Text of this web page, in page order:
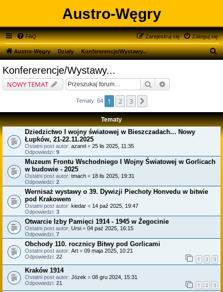
Austro-Węgry
FAQ Zaloguj się
Zarejestruj się
Austro-Węgry Działy Konfererencje/Wystawy...
S
Konfererencje/Wystawy...
NOWY TEMAT Szukaj
Tematy: 64 1 2 3
Tematy
Dziedzictwo I wojny światowej w Bieszczadach... Nowy
Łupków, 21-22.11.2025
Ostatni post autor: azarel « 25 lis 2025, 11:35
Odpowiedzi: 9
Muzeum Frontu Wschodniego I Wojny Światowej w Gorlicach
w budowie - 2025
Ostatni post autor: tmach « 18 lis 2025, 19:31
Odpowiedzi: 2
Wernisaż wystawy o 39. Dywizji Piechoty Honvedu w bitwie
pod Krakowem
Ostatni post autor: kiedar « 14 paź 2025, 19:47
Odpowiedzi: 3
Otwarcie Izby Pamięci 1914 - 1945 w Żegocinie
Ostatni post autor: Ursi « 04 paź 2025, 16:15
Odpowiedzi: 7
Obchody 110. rocznicy Bitwy pod Gorlicami
Ostatni post autor: Art « 09 maja 2025, 10:21
Odpowiedzi: 22 1 2 3
Kraków 1914
Ostatni post autor: Józek « 08 gru 2024, 15:31
Odpowiedzi: 21 1 2 3